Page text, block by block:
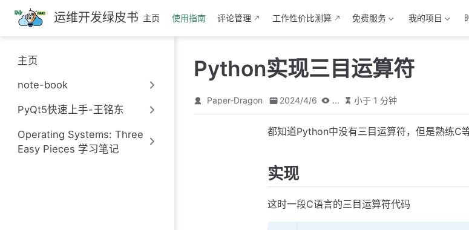
跳
至
主
要
內
运维开发绿皮书 主页 使用指南 评论管理 工作性价比测算 免费服务 我的项目
主页
note-book
PyQt5快速上手-王铭东
Operating Systems: Three
Easy Pieces 学习笔记
Python实现三目运算符
Paper-Dragon 2024/4/6 ... 小于 1 分钟
都知道Python中没有三目运算符，但是熟练C
实现
这时一段C语言的三目运算符代码